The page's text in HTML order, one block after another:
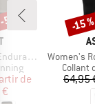
Tech
réduit
de
%
Article
Women's Road
Collant
64,95
-15